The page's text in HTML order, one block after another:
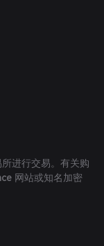
进行交易。有关购
网站或知名加密